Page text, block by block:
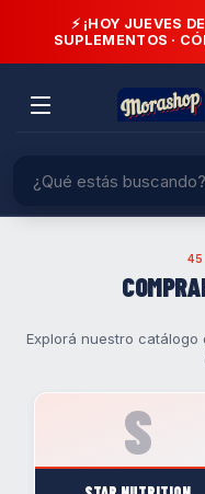
⚡ ¡HOY JUEVES
SUPLEMENTOS ·
Explorá nuestro